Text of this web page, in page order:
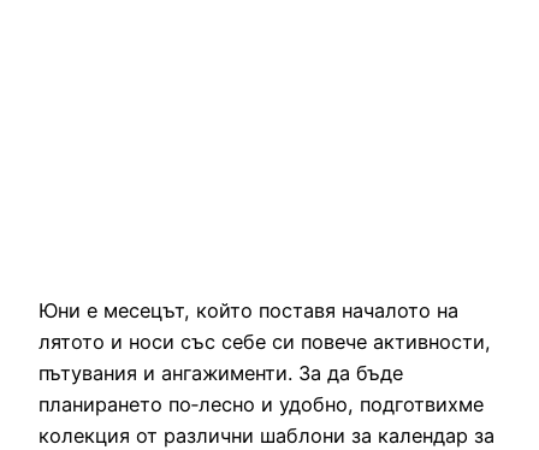
Юни е месецът, който поставя началото на
лятото и носи със себе си повече активности,
пътувания и ангажименти. За да бъде
планирането по‑лесно и удобно, подготвихме
колекция от различни шаблони за календар за